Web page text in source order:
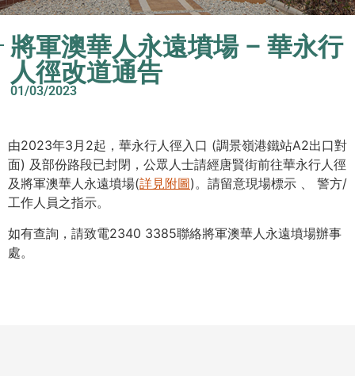
將軍澳華人永遠墳場 – 華永行
人徑改道通告
01/03/2023
由2023年3月2起，華永行人徑入口 (調景嶺港鐵站A2出口對
面) 及部份路段已封閉，公眾人士請經唐賢街前往華永行人徑
及將軍澳華人永遠墳場(詳見附圖)。請留意現場標示 、 警方/
工作人員之指示。
如有查詢，請致電2340 3385聯絡將軍澳華人永遠墳場辦事
處。